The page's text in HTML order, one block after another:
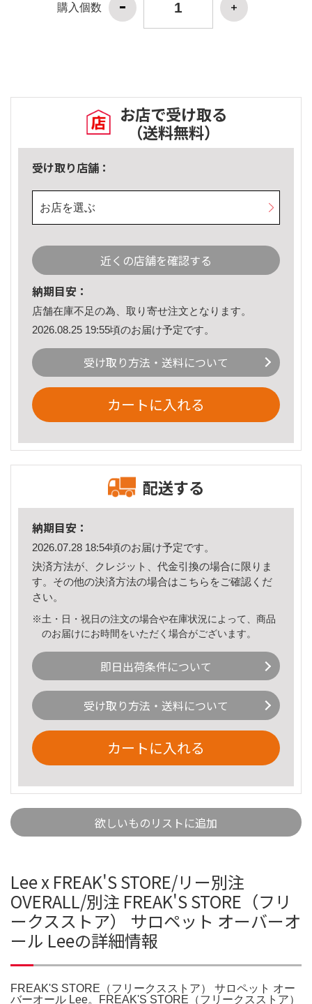
購入個数
お店で受け取る
（送料無料）
受け取り店舗：
お店を選ぶ
近くの店舗を確認する
納期目安：
店舗在庫不足の為、取り寄せ注文となります。
2026.08.25 19:55頃のお届け予定です。
受け取り方法・送料について
カートに入れる
配送する
納期目安：
2026.07.28 18:54頃のお届け予定です。
決済方法が、クレジット、代金引換の場合に限りま
す。その他の決済方法の場合はこちら をご確認くだ
さい。
※土・日・祝日の注文の場合や在庫状況によって、商品
のお届けにお時間をいただく場合がございます。
即日出荷条件について
受け取り方法・送料について
カートに入れる
欲しいものリストに追加
Lee x FREAK'S STORE/リー別注
OVERALL/別注 FREAK'S STORE（フリ
ークスストア） サロペット オーバーオ
ール Leeの詳細情報
FREAK'S STORE（フリークスストア） サロペット オー
バーオール Lee。FREAK'S STORE（フリークスストア）